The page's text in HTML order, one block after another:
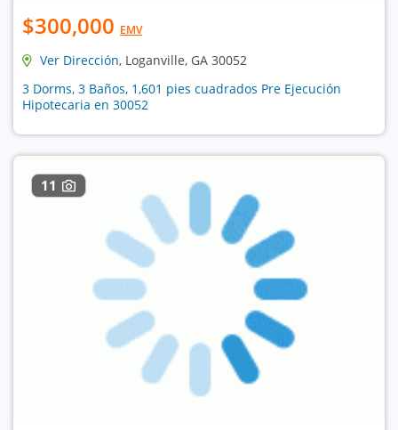
$300,000 EMV
Ver Dirección, Loganville, GA 30052
3 Dorms, 3 Baños, 1,601 pies cuadrados Pre Ejecución
Hipotecaria en 30052
11